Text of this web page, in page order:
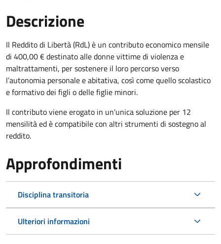
Descrizione
Il Reddito di Libertà (RdL) è un contributo economico mensile
di 400,00 € destinato alle donne vittime di violenza e
maltrattamenti, per sostenere il loro percorso verso
l’autonomia personale e abitativa, così come quello scolastico
e formativo dei figli o delle figlie minori.
Il contributo viene erogato in un'unica soluzione per 12
mensilità ed è compatibile con altri strumenti di sostegno al
reddito.
Approfondimenti
Disciplina transitoria
Ulteriori informazioni